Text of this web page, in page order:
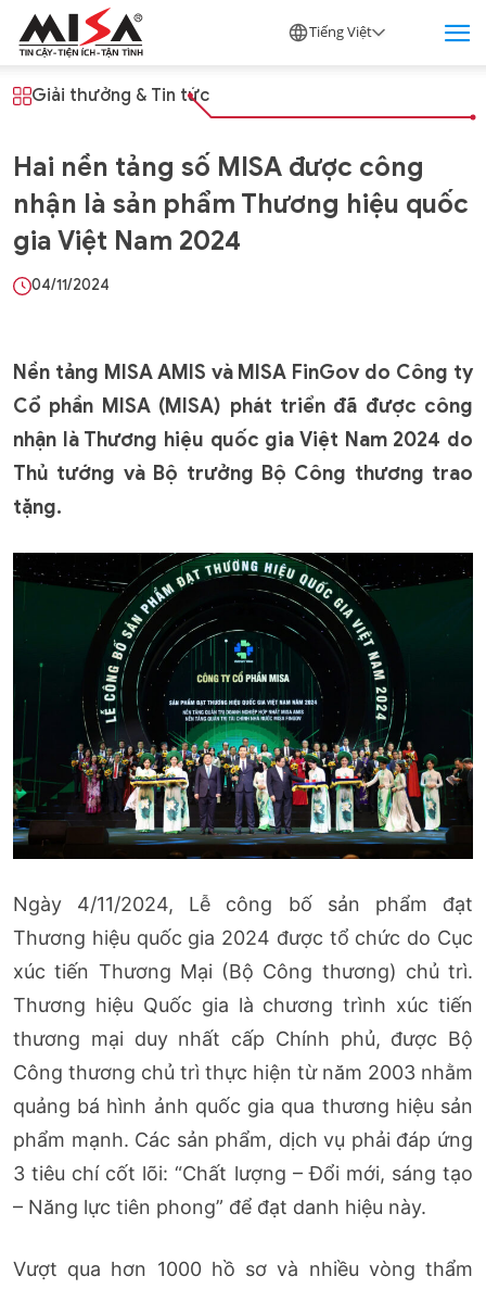
Tiếng Việt
Giải thưởng & Tin tức
Hai nền tảng số MISA được công
nhận là sản phẩm Thương hiệu quốc
gia Việt Nam 2024
04/11/2024
Nền tảng MISA AMIS và MISA FinGov do Công ty
Cổ phần MISA (MISA) phát triển đã được công
nhận là Thương hiệu quốc gia Việt Nam 2024 do
Thủ tướng và Bộ trưởng Bộ Công thương trao
tặng.
Ngày 4/11/2024, Lễ công bố sản phẩm đạt
Thương hiệu quốc gia 2024 được tổ chức do Cục
xúc tiến Thương Mại (Bộ Công thương) chủ trì.
Thương hiệu Quốc gia là chương trình xúc tiến
thương mại duy nhất cấp Chính phủ, được Bộ
Công thương chủ trì thực hiện từ năm 2003 nhằm
quảng bá hình ảnh quốc gia qua thương hiệu sản
phẩm mạnh. Các sản phẩm, dịch vụ phải đáp ứng
3 tiêu chí cốt lõi: “Chất lượng – Đổi mới, sáng tạo
– Năng lực tiên phong” để đạt danh hiệu này.
Vượt qua hơn 1000 hồ sơ và nhiều vòng thẩm